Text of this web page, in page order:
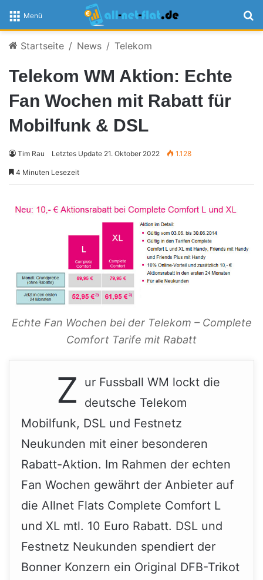
Menü
Startseite / News / Telekom
Telekom WM Aktion: Echte
Fan Wochen mit Rabatt für
Mobilfunk & DSL
Tim Rau Letztes Update 21. Oktober 2022 1.128
4 Minuten Lesezeit
Echte Fan Wochen bei der Telekom – Complete
Comfort Tarife mit Rabatt
Z
ur Fussball WM lockt die
deutsche Telekom
Mobilfunk, DSL und Festnetz
Neukunden mit einer besonderen
Rabatt-Aktion. Im Rahmen der echten
Fan Wochen gewährt der Anbieter auf
die Allnet Flats Complete Comfort L
und XL mtl. 10 Euro Rabatt. DSL und
Festnetz Neukunden spendiert der
Bonner Konzern ein Original DFB-Trikot